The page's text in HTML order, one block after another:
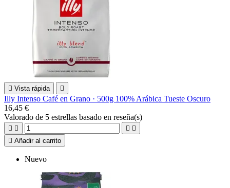
 Vista rápida 
Illy Intenso Café en Grano · 500g 100% Arábica Tueste Oscuro
16,45 €
Valorado de 5 estrellas basado en reseña(s)
   
 Añadir al carrito
Nuevo